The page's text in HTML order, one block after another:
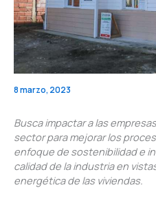
8 marzo, 2023
Busca impactar a las
sector para mejorar los
enfoque de sostenibilidad e
calidad de la industria en
energética de las viviendas.